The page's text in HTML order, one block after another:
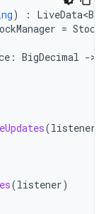
) :
=
: BigDecimal -
(listener
(listener)